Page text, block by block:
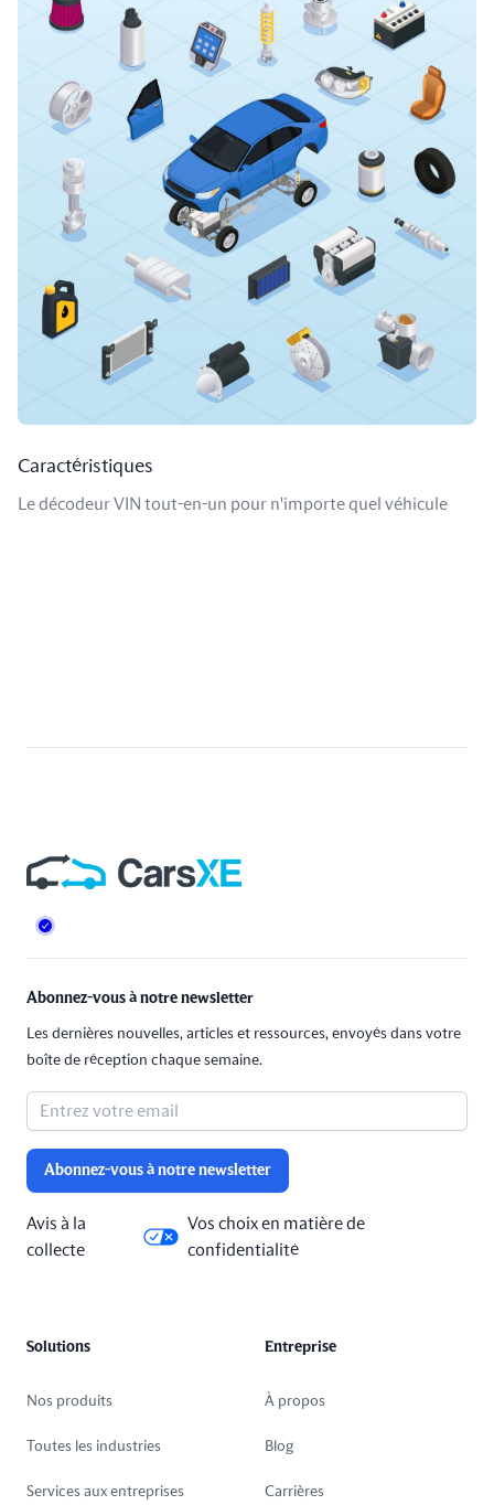
Caractéristiques
Le décodeur VIN tout-en-un pour n'importe quel véhicule
Pied de page
Abonnez-vous à notre newsletter
Les dernières nouvelles, articles et ressources, envoyés dans votre
boîte de réception chaque semaine.
Abonnez-vous à notre newsletter
Avis à la
collecte
Vos choix en matière de
confidentialité
Solutions
Nos produits
Toutes les industries
Services aux entreprises
Entreprise
À propos
Blog
Carrières